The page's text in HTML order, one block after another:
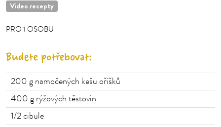
Video recepty
PRO1OSOBU
OSOBU
Budete potřebovat:
200 g namočených kešu oříšků
400 g rýžových těstovin
1/2cibule